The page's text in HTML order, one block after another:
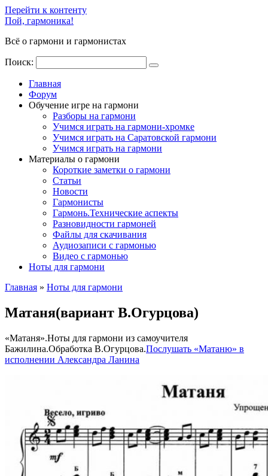
Перейти к контенту
Пой, гармоника!
Всё о гармони и гармонистах
Поиск:
Главная
Форум
Обучение игре на гармони
Разборы на гармони
Учимся играть на гармони-хромке
Учимся играть на Саратовской гармони
Учимся играть на гармони
Материалы о гармони
Короткие заметки о гармони
Cтатьи
Новости
Гармонисты
Гармонь.Технические аспекты
Разновидности гармоней
Файлы для скачивания
Аудиозаписи с гармонью
Видео с гармонью
Ноты для гармони
Главная » Ноты для гармони
Матаня(вариант В.Огурцова)
«Матаня».Ноты для гармони из самоучителя
Бажилина.Обработка В.Огурцова.Послушать «Матаню» в
исполнении Александра Ланина